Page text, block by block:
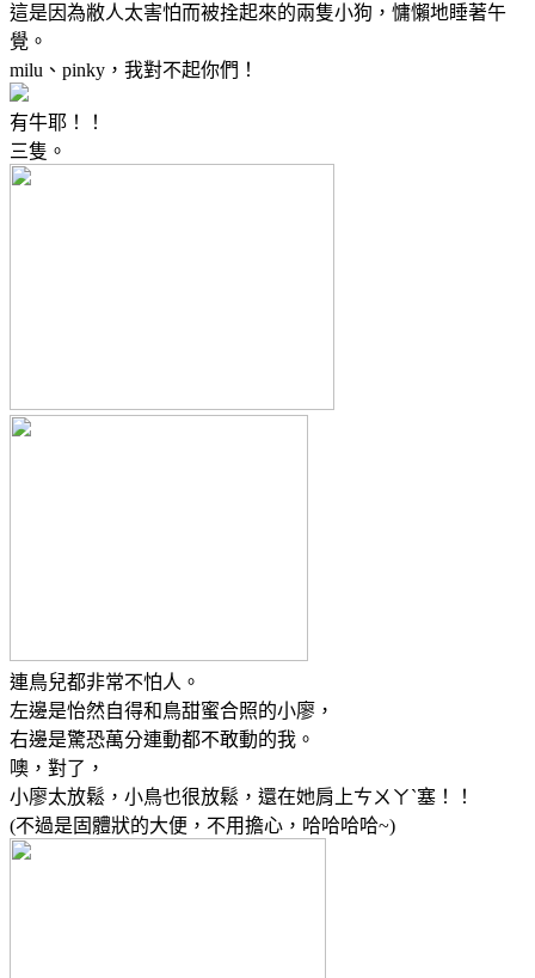
這是因為敝人太害怕而被拴起來的兩隻小狗，慵懶地睡著午
覺。
milu、pinky，我對不起你們！
有牛耶！！
三隻。
連鳥兒都非常不怕人。
左邊是怡然自得和鳥甜蜜合照的小廖，
右邊是驚恐萬分連動都不敢動的我。
噢，對了，
小廖太放鬆，小鳥也很放鬆，還在她肩上ㄘㄨㄚˋ塞！！
(不過是固體狀的大便，不用擔心，哈哈哈哈~)